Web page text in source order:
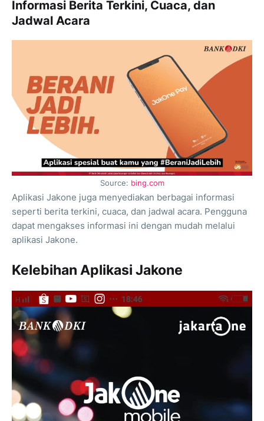
Informasi Berita Terkini, Cuaca, dan
Jadwal Acara
Source: bing.com
Aplikasi Jakone juga menyediakan berbagai informasi
seperti berita terkini, cuaca, dan jadwal acara. Pengguna
dapat mengakses informasi ini dengan mudah melalui
aplikasi Jakone.
Kelebihan Aplikasi Jakone